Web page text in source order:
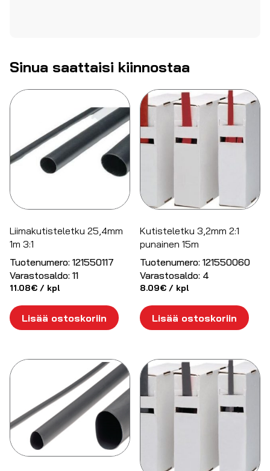
Sinua saattaisi kiinnostaa
Liimakutisteletku 25,4mm
1m 3:1
Tuotenumero: 121550117
Varastosaldo: 11
11.08€ / kpl
Lisää ostoskoriin
Kutisteletku 3,2mm 2:1
punainen 15m
Tuotenumero: 121550060
Varastosaldo: 4
8.09€ / kpl
Lisää ostoskoriin